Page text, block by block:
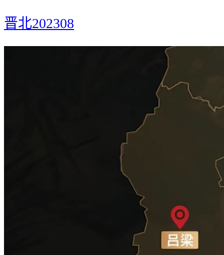
晋北202308